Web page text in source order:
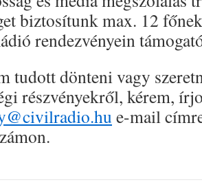
biztosítunk max. 12
rendezvényein
tudott dönteni vagy
részvényekről, kérem,
e-mail